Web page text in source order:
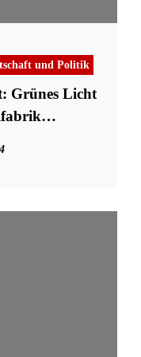
und Politik
Grünes Licht